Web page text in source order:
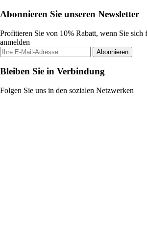
Abonnieren Sie unseren Newsletter
Profitieren Sie von 10% Rabatt, wenn Sie sich
anmelden
Abonnieren
Bleiben Sie in Verbindung
Folgen Sie uns in den sozialen Netzwerken